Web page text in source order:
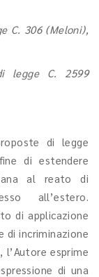
C. 306 (Meloni),
legge C. 2599
di legge
di estendere
al reato di
all’estero.
di applicazione
di incriminazione
esprime
di una